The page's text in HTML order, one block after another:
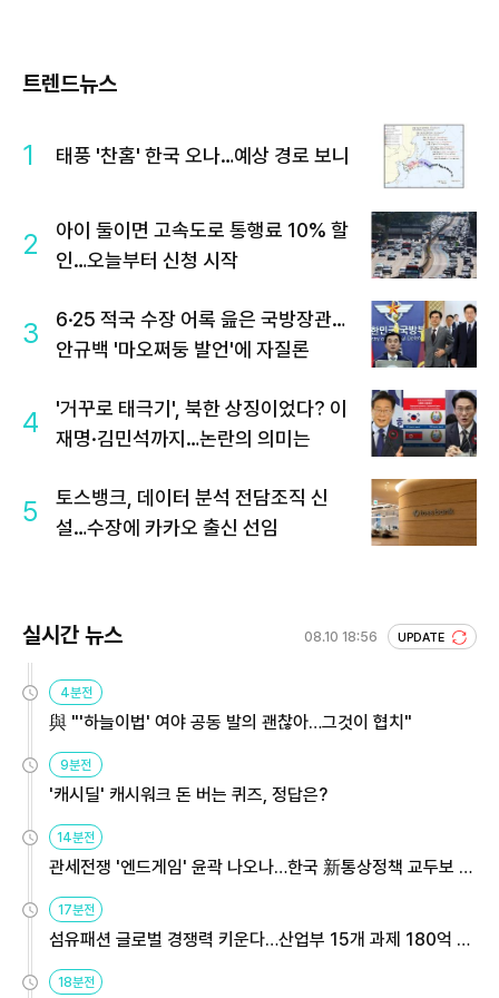
트렌드뉴스
1 태풍 '찬홈' 한국 오나…예상 경로 보니
2
아이 둘이면 고속도로 통행료 10% 할
인…오늘부터 신청 시작
3
6·25 적국 수장 어록 읊은 국방장관…
안규백 '마오쩌둥 발언'에 자질론
4
'거꾸로 태극기', 북한 상징이었다? 이
재명·김민석까지…논란의 의미는
5
토스뱅크, 데이터 분석 전담조직 신
설…수장에 카카오 출신 선임
실시간 뉴스 08.10 18:56 UPDATE
4분전
與 "'하늘이법' 여야 공동 발의 괜찮아…그것이 협치"
9분전
'캐시딜' 캐시워크 돈 버는 퀴즈, 정답은?
14분전
관세전쟁 '엔드게임' 윤곽 나오나…한국 新통상정책 교두보 활
17분전
섬유패션 글로벌 경쟁력 키운다…산업부 15개 과제 180억 지
18분전